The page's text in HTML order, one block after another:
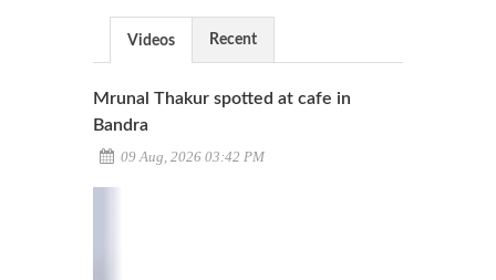
Videos Recent
Mrunal Thakur spotted at cafe in
Bandra
09 Aug, 2026 03:42 PM